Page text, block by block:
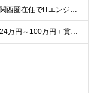
【必須条件】 ◎首都圏・関西圏在住でITエンジニアとしての実務経験が3年以上ある⽅（開発・インフラいずれも歓迎） →首都圏（東京、神奈川、千葉、埼玉）、関西圏（大阪、兵庫、京都）在住のITエンジニア採
【年収アップ保証】 月給24万円～100万円＋賞与（年3回）＋諸手当 ◆想定年収432万円〜1200万円(経験・スキルを考慮し決定) ※年収アップ保証付帯 ◆基本給には⽉20時間分の固定残業代(31,